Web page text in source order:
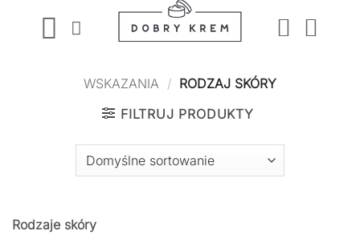
WSKAZANIA / RODZAJ SKÓRY
FILTRUJ PRODUKTY
Rodzaje skóry